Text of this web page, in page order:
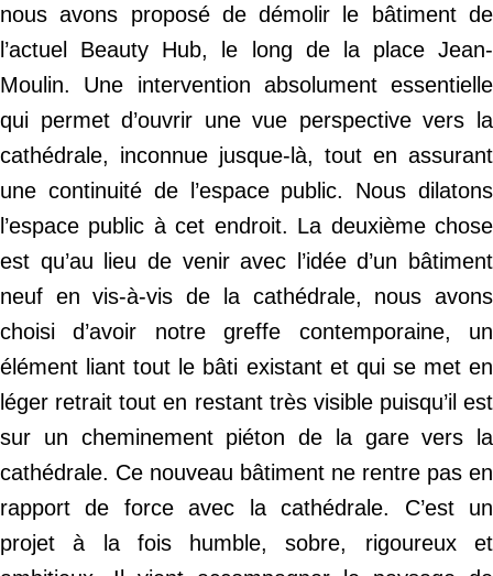
nous avons proposé de démolir le bâtiment de
l’actuel Beauty Hub, le long de la place Jean-
Moulin. Une intervention absolument essentielle
qui permet d’ouvrir une vue perspective vers la
cathédrale, inconnue jusque-là, tout en assurant
une continuité de l’espace public. Nous dilatons
l’espace public à cet endroit. La deuxième chose
est qu’au lieu de venir avec l’idée d’un bâtiment
neuf en vis-à-vis de la cathédrale, nous avons
choisi d’avoir notre greffe contemporaine, un
élément liant tout le bâti existant et qui se met en
léger retrait tout en restant très visible puisqu’il est
sur un cheminement piéton de la gare vers la
cathédrale. Ce nouveau bâtiment ne rentre pas en
rapport de force avec la cathédrale. C’est un
projet à la fois humble, sobre, rigoureux et